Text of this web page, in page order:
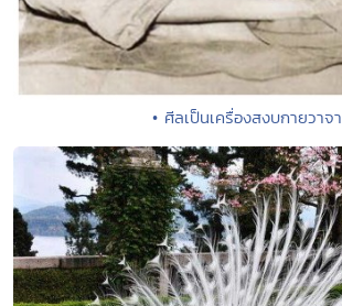
• ศีลเป็นเครื่องสงบกายวาจา